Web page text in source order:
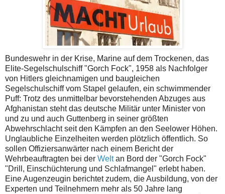
Bundeswehr in der Krise, Marine auf dem Trockenen, das
Elite-Segelschulschiff "Gorch Fock", 1958 als Nachfolger
von Hitlers gleichnamigen und baugleichen
Segelschulschiff vom Stapel gelaufen, ein schwimmender
Puff: Trotz des unmittelbar bevorstehenden Abzuges aus
Afghanistan steht das deutsche Militär unter Minister von
und zu und auch Guttenberg in seiner größten
Abwehrschlacht seit den Kämpfen an den Seelower Höhen.
Unglaubliche Einzelheiten werden plötzlich öffentlich. So
sollen Offiziersanwärter nach einem Bericht der
Wehrbeauftragten bei der Weltan Bord der "Gorch Fock"
"Drill, Einschüchterung und Schlafmangel" erlebt haben.
Eine Augenzeugin berichtet zudem, die Ausbildung, von der
Experten und Teilnehmern mehr als 50 Jahre lang